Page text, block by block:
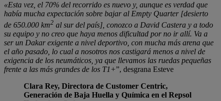
«Esta vez, el 70% del recorrido es nuevo y, aunque es verdad que
había mucha expectación sobre bajar al Empty Quarter [desierto
de 650.000 km2 al sur del país], conozco a David Castera y a todo
su equipo y no creo que haya menos dificultad por no ir allí. Va a
ser un Dakar exigente a nivel deportivo, con mucha más arena que
el año pasado, lo cual a nosotros nos castigará menos a nivel de
exigencia de los neumáticos, ya que llevamos las ruedas pequeñas
frente a las más grandes de los T1+”, desgrana Esteve
Clara Rey, Directora de Customer Centric,
Generación de Baja Huella y Química en el Repsol